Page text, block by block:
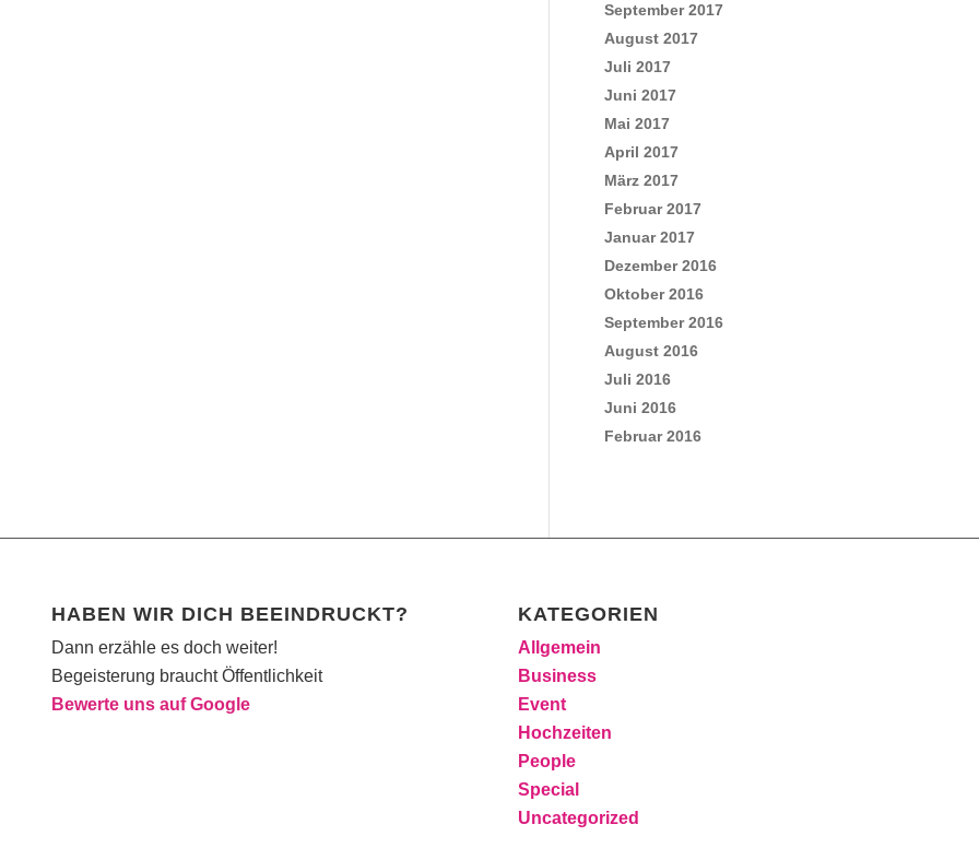
September 2017
August 2017
Juli 2017
Juni 2017
Mai 2017
April 2017
März 2017
Februar 2017
Januar 2017
Dezember 2016
Oktober 2016
September 2016
August 2016
Juli 2016
Juni 2016
Februar 2016
HABEN WIR DICH BEEINDRUCKT?
Dann erzähle es doch weiter!
Begeisterung braucht Öffentlichkeit
Bewerte uns auf Google
KATEGORIEN
Allgemein
Business
Event
Hochzeiten
People
Special
Uncategorized